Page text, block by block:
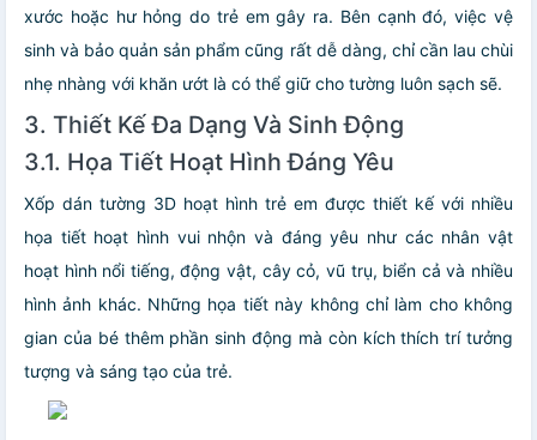
xước hoặc hư hỏng do trẻ em gây ra. Bên cạnh đó, việc vệ
sinh và bảo quản sản phẩm cũng rất dễ dàng, chỉ cần lau chùi
nhẹ nhàng với khăn ướt là có thể giữ cho tường luôn sạch sẽ.
3. Thiết Kế Đa Dạng Và Sinh Động
3.1. Họa Tiết Hoạt Hình Đáng Yêu
Xốp dán tường 3D hoạt hình trẻ em được thiết kế với nhiều
họa tiết hoạt hình vui nhộn và đáng yêu như các nhân vật
hoạt hình nổi tiếng, động vật, cây cỏ, vũ trụ, biển cả và nhiều
hình ảnh khác. Những họa tiết này không chỉ làm cho không
gian của bé thêm phần sinh động mà còn kích thích trí tưởng
tượng và sáng tạo của trẻ.